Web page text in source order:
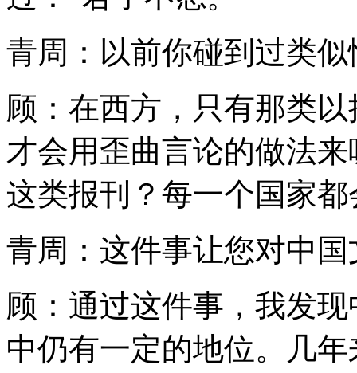
青周：以前你碰到过类
顾：在西方，只有那类
才会用歪曲言论的做法
这类报刊？每一个国家
青周：这件事让您对中
顾：通过这件事，我发
中仍有一定的地位。几